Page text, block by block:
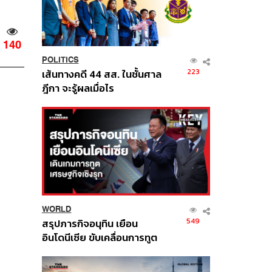
140
POLITICS
เส้นทางคดี 44 สส. ในชั้นศาล
ฎีกา จะรู้ผลเมื่อไร
223
WORLD
สรุปภารกิจอนุทิน เยือน
อินโดนีเซีย ขับเคลื่อนการทูต
ส่วนยุทธศาสตร์ไทย –
549